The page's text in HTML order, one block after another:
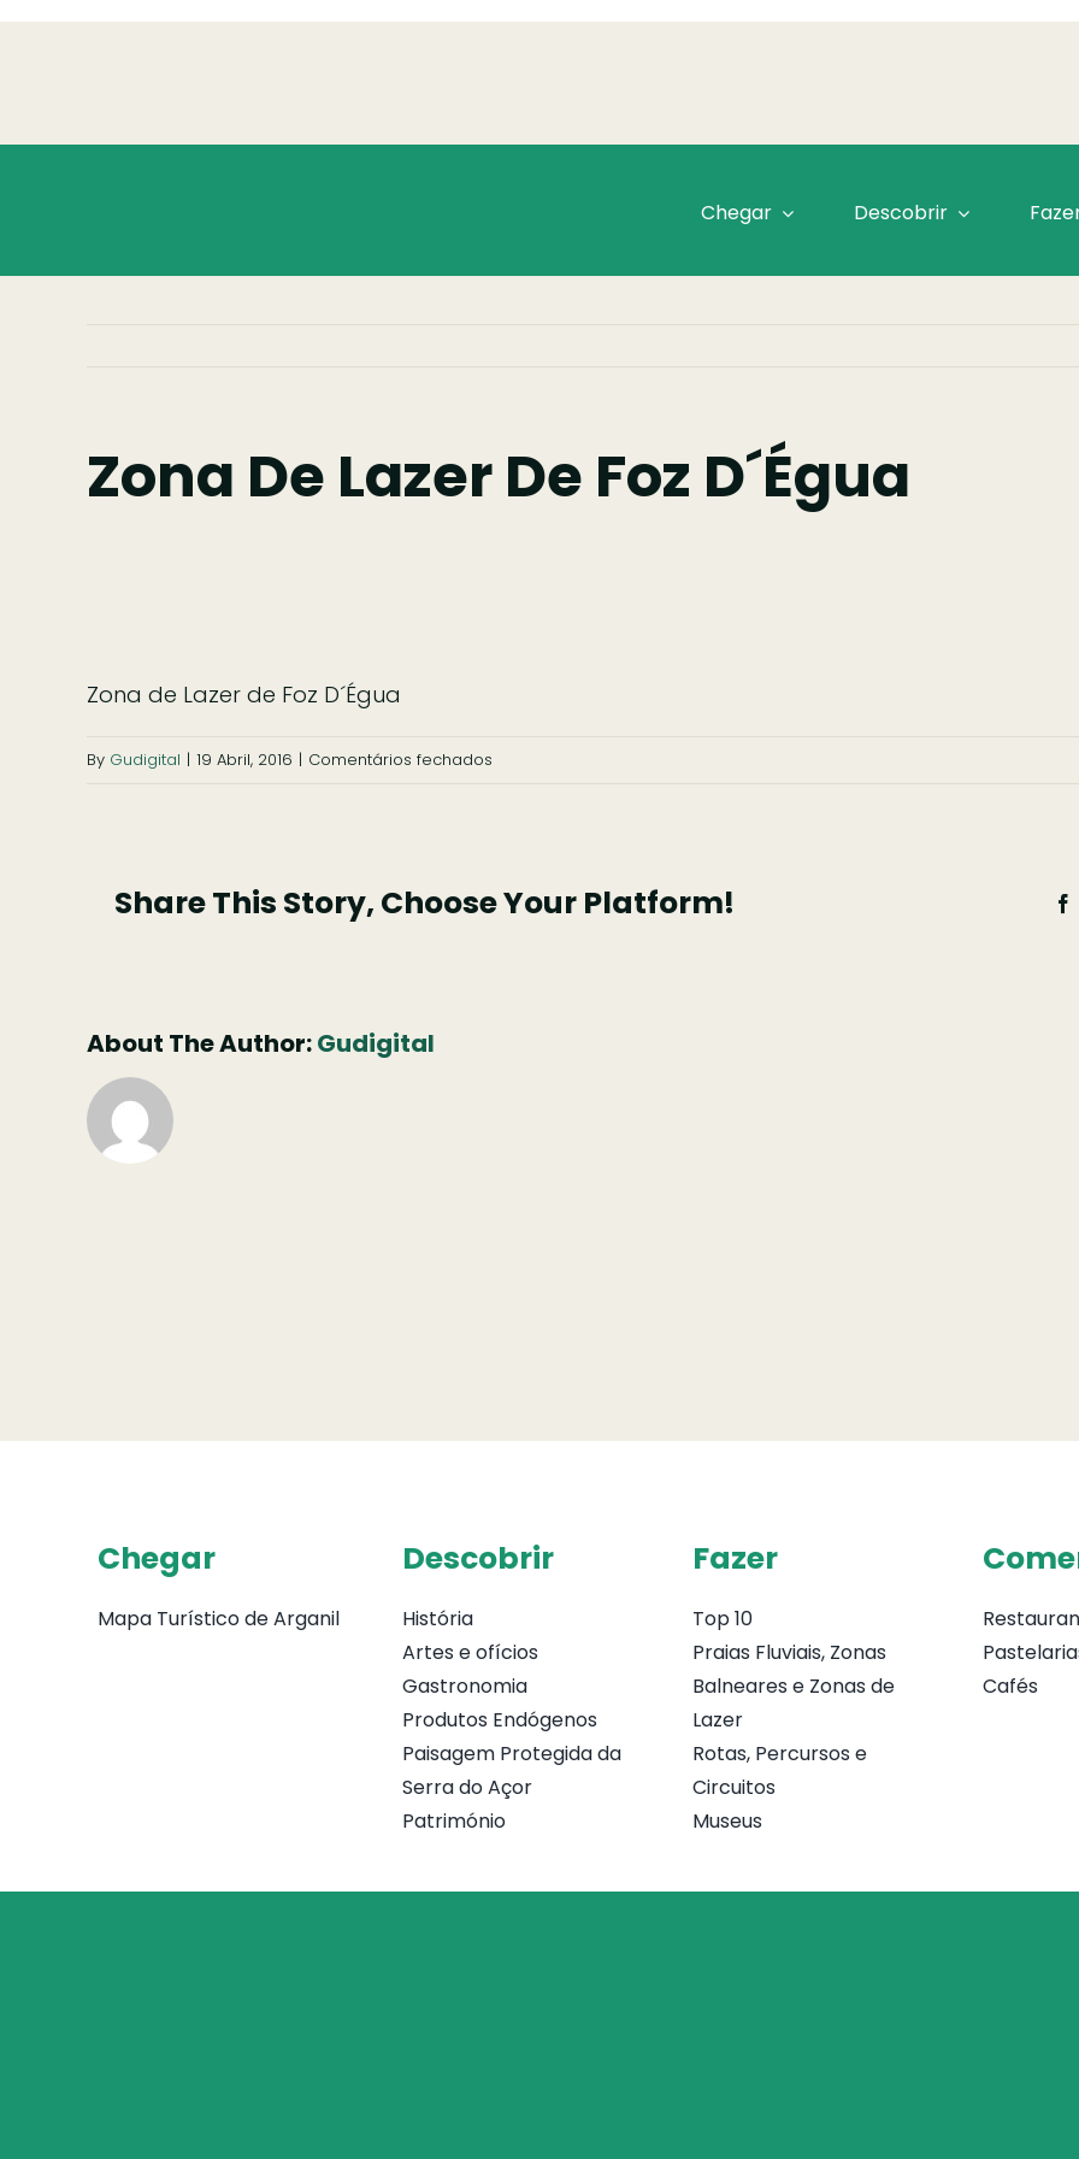
Skip
Chegar Descobrir
Zona De Lazer De Foz D´Égua
Zona de Lazer de Foz D´Égua
By Gudigital | 19 Abril, 2016 | Comentários fechados
de
Share This Story, Choose Your Platform!
About The Author:Gudigital
Chegar
Mapa Turístico de Arganil
Descobrir
História
Artes e ofícios
Gastronomia
Produtos Endógenos
Paisagem Protegida da
Serra do Açor
Património
Fazer
Top 10
Praias Fluviais, Zonas
Balneares e Zonas de
Lazer
Rotas, Percursos e
Circuitos
Museus
Cafés